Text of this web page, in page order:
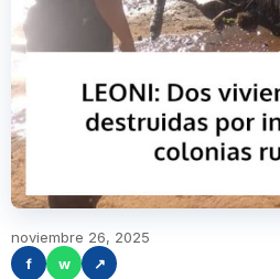
noviembre 26, 2025
f
w ↗